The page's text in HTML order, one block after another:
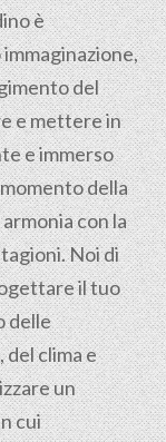
è
del
e mettere in
e immerso
della
con la
Noi di
il tuo
delle
clima e
un
cui